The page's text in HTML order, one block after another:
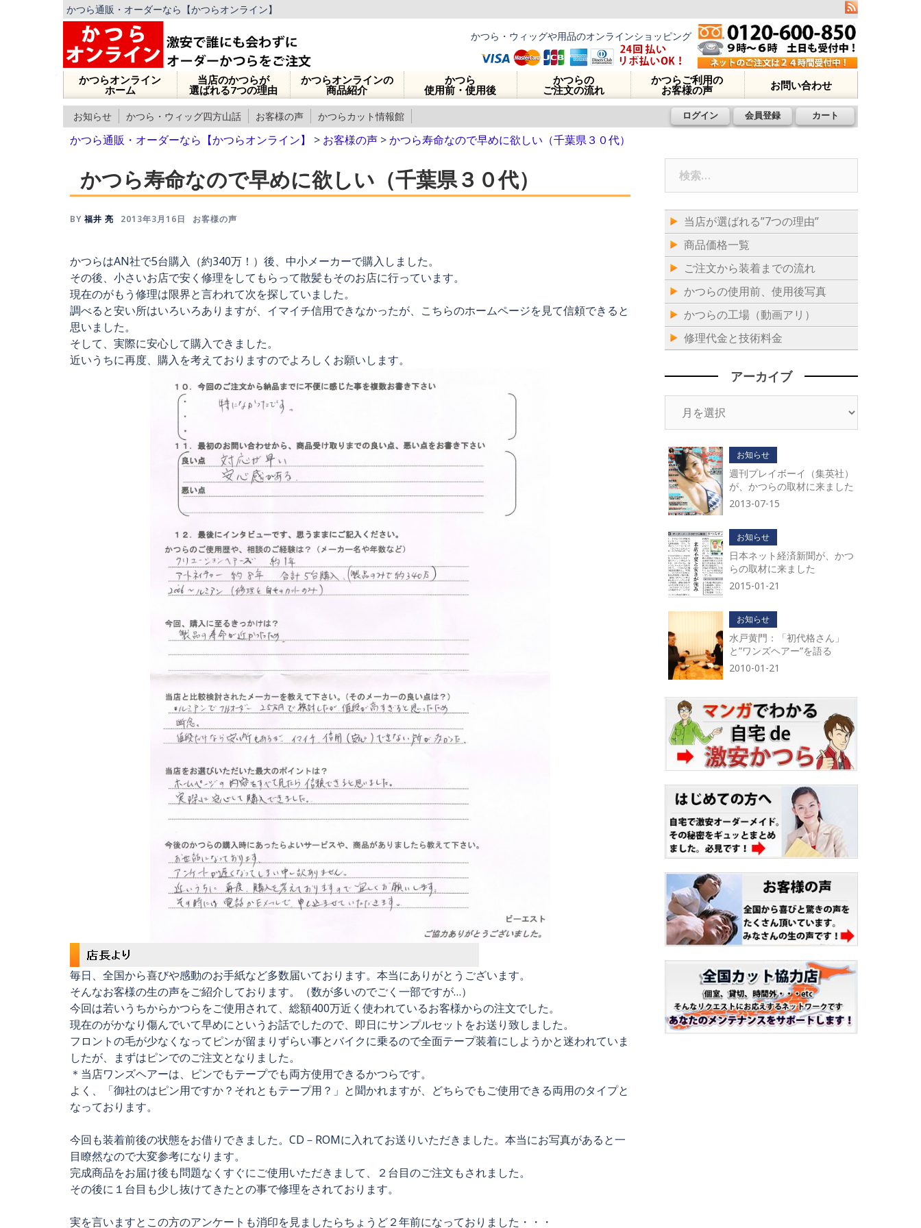
かつら通販・オーダーなら【かつらオンライン】
かつら・ウィッグや用品のオンラインショッピング
かつらオンライン
ホーム
当店のかつらが
選ばれる7つの理由
かつらオンラインの
商品紹介
かつら
使用前・使用後
かつらの
ご注文の流れ
かつらご利用の
お客様の声 お問い合わせ
お知らせ かつら・ウィッグ四方山話 お客様の声 かつらカット情報館 ログイン 会員登録 カート
かつら通販・オーダーなら【かつらオンライン】 > お客様の声 >かつら寿命なので早めに欲しい（千葉県３０代）
かつら寿命なので早めに欲しい（千葉県３０代）
BY 福井 亮 2013年3月16日 お客様の声
かつらはAN社で5台購入（約340万！）後、中小メーカーで購入しました。
その後、小さいお店で安く修理をしてもらって散髪もそのお店に行っています。
現在のがもう修理は限界と言われて次を探していました。
調べると安い所はいろいろありますが、イマイチ信用できなかったが、こちらのホームページを見て信頼できると
思いました。
そして、実際に安心して購入できました。
近いうちに再度、購入を考えておりますのでよろしくお願いします。
毎日、全国から喜びや感動のお手紙など多数届いております。本当にありがとうございます。
そんなお客様の生の声をご紹介しております。（数が多いのでごく一部ですが…）
今回は若いうちからかつらをご使用されて、総額400万近く使われているお客様からの注文でした。
現在のがかなり傷んでいて早めにというお話でしたので、即日にサンプルセットをお送り致しました。
フロントの毛が少なくなってピンが留まりずらい事とバイクに乗るので全面テープ装着にしようかと迷われていま
したが、まずはピンでのご注文となりました。
＊当店ワンズヘアーは、ピンでもテープでも両方使用できるかつらです。
よく、「御社のはピン用ですか？それともテープ用？」と聞かれますが、どちらでもご使用できる両用のタイプと
なっております。
今回も装着前後の状態をお借りできました。CD－ROMに入れてお送りいただきました。本当にお写真があると一
目瞭然なので大変参考になります。
完成商品をお届け後も問題なくすぐにご使用いただきまして、２台目のご注文もされました。
その後に１台目も少し抜けてきたとの事で修理をされております。
実を言いますとこの方のアンケートも消印を見ましたらちょうど２年前になっておりました・・・
当店が選ばれる”7つの理由”
商品価格一覧
ご注文から装着までの流れ
かつらの使用前、使用後写真
かつらの工場（動画アリ）
修理代金と技術料金
アーカイブ
イ
ブ
お知らせ
週刊プレイボーイ（集英社）
が、かつらの取材に来ました
2013-07-15
お知らせ
日本ネット経済新聞が、かつ
らの取材に来ました
2015-01-21
お知らせ
水戸黄門：「初代格さん」
と”ワンズヘアー”を語る
2010-01-21